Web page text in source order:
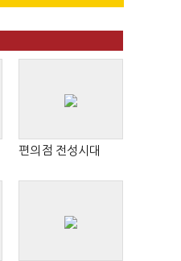
편의점 전성시대